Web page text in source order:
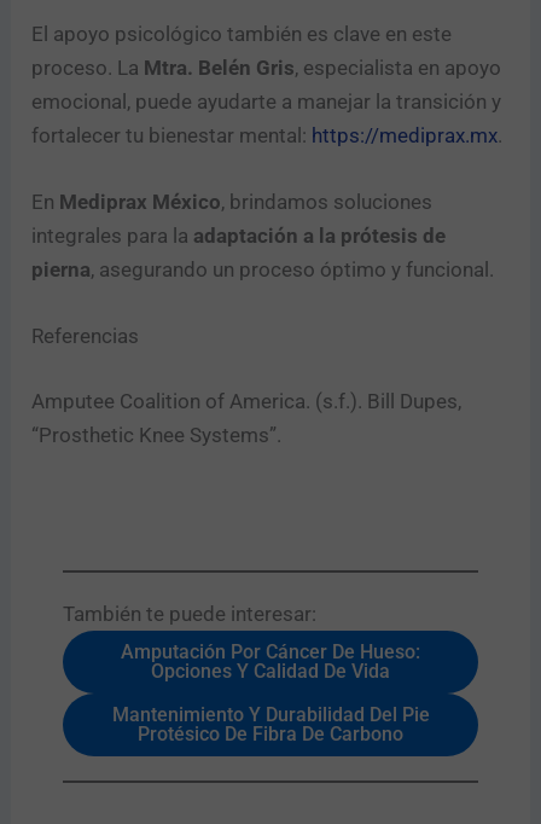
El apoyo psicológico también es clave en este
proceso. La Mtra. Belén Gris, especialista en apoyo
emocional, puede ayudarte a manejar la transición y
fortalecer tu bienestar mental: https://mediprax.mx.
En Mediprax México, brindamos soluciones
integrales para la adaptación a la prótesis de
pierna, asegurando un proceso óptimo y funcional.
Referencias
Amputee Coalition of America. (s.f.). Bill Dupes,
“Prosthetic Knee Systems”.
También te puede interesar:​
Amputación Por Cáncer De Hueso:
Opciones Y Calidad De Vida
Mantenimiento Y Durabilidad Del Pie
Protésico De Fibra De Carbono